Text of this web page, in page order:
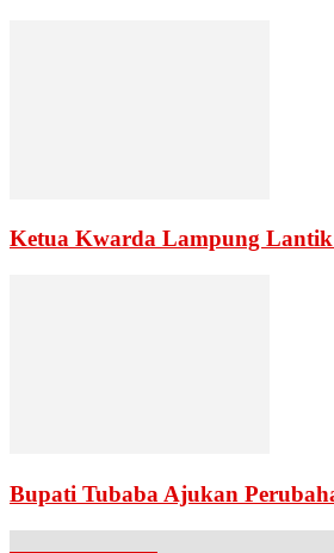
Ketua Kwarda Lampung
Bupati Tubaba Ajukan